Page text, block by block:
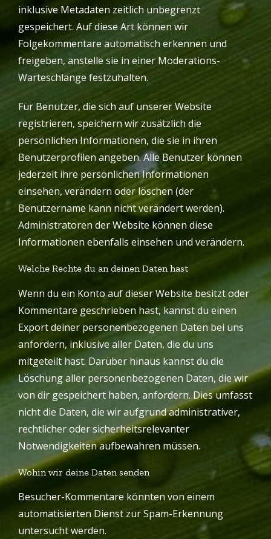
inklusive Metadaten zeitlich unbegrenzt
gespeichert. Auf diese Art können wir
Folgekommentare automatisch erkennen und
freigeben, anstelle sie in einer Moderations-
Warteschlange festzuhalten.
Für Benutzer, die sich auf unserer Website
registrieren, speichern wir zusätzlich die
persönlichen Informationen, die sie in ihren
Benutzerprofilen angeben. Alle Benutzer können
jederzeit ihre persönlichen Informationen
einsehen, verändern oder löschen (der
Benutzername kann nicht verändert werden).
Administratoren der Website können diese
Informationen ebenfalls einsehen und verändern.
Welche Rechte du an deinen Daten hast
Wenn du ein Konto auf dieser Website besitzt oder
Kommentare geschrieben hast, kannst du einen
Export deiner personenbezogenen Daten bei uns
anfordern, inklusive aller Daten, die du uns
mitgeteilt hast. Darüber hinaus kannst du die
Löschung aller personenbezogenen Daten, die wir
von dir gespeichert haben, anfordern. Dies umfasst
nicht die Daten, die wir aufgrund administrativer,
rechtlicher oder sicherheitsrelevanter
Notwendigkeiten aufbewahren müssen.
Wohin wir deine Daten senden
Besucher-Kommentare könnten von einem
automatisierten Dienst zur Spam-Erkennung
untersucht werden.